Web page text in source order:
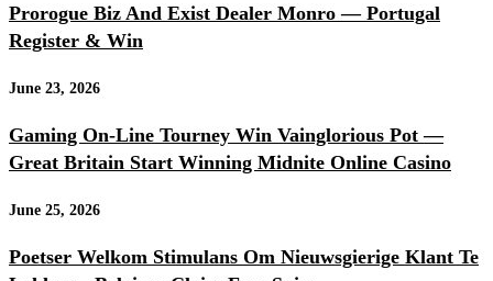
Prorogue Biz And Exist Dealer Monro — Portugal
Register & Win
June 23, 2026
Gaming On-Line Tourney Win Vainglorious Pot —
Great Britain Start Winning Midnite Online Casino
June 25, 2026
Poetser Welkom Stimulans Om Nieuwsgierige Klant Te